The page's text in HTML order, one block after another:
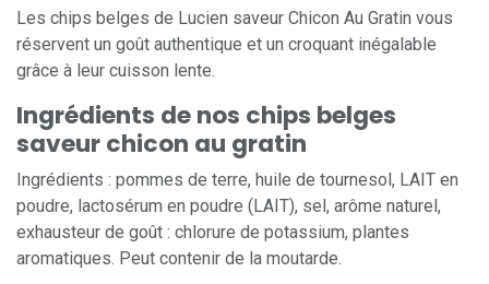
Les chips belges de Lucien saveur Chicon Au Gratin vous
réservent un goût authentique et un croquant inégalable
grâce à leur cuisson lente.
Ingrédients de nos chips belges
saveur chicon au gratin
Ingrédients : pommes de terre, huile de tournesol, LAIT en
poudre, lactosérum en poudre (LAIT), sel, arôme naturel,
exhausteur de goût : chlorure de potassium, plantes
aromatiques. Peut contenir de la moutarde.